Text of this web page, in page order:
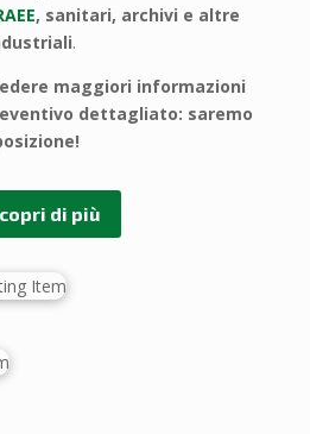
, sanitari, archivi e altre
.
maggiori informazioni
dettagliato: saremo
di più